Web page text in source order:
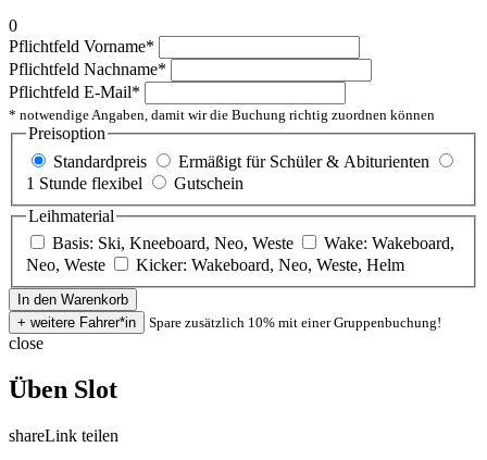
0
Pflichtfeld Vorname*
Pflichtfeld Nachname*
Pflichtfeld E-Mail*
* notwendige Angaben, damit wir die Buchung richtig zuordnen können
Preisoption
Standardpreis
Ermäßigt für Schüler & Abiturienten
1 Stunde flexibel
Gutschein
Leihmaterial
Basis: Ski, Kneeboard, Neo, Weste
Wake: Wakeboard,
Neo, Weste
Kicker: Wakeboard, Neo, Weste, Helm
Spare zusätzlich 10% mit einer Gruppenbuchung!
close
Üben Slot
shareLink teilen